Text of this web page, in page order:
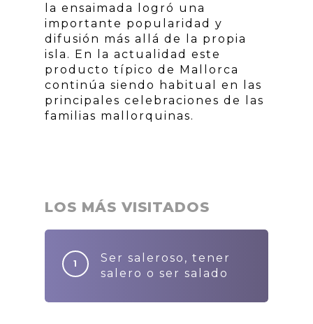
la ensaimada logró una
importante popularidad y
difusión más allá de la propia
isla. En la actualidad este
producto típico de Mallorca
continúa siendo habitual en las
principales celebraciones de las
familias mallorquinas.
LOS MÁS VISITADOS
Ser saleroso, tener
salero o ser salado